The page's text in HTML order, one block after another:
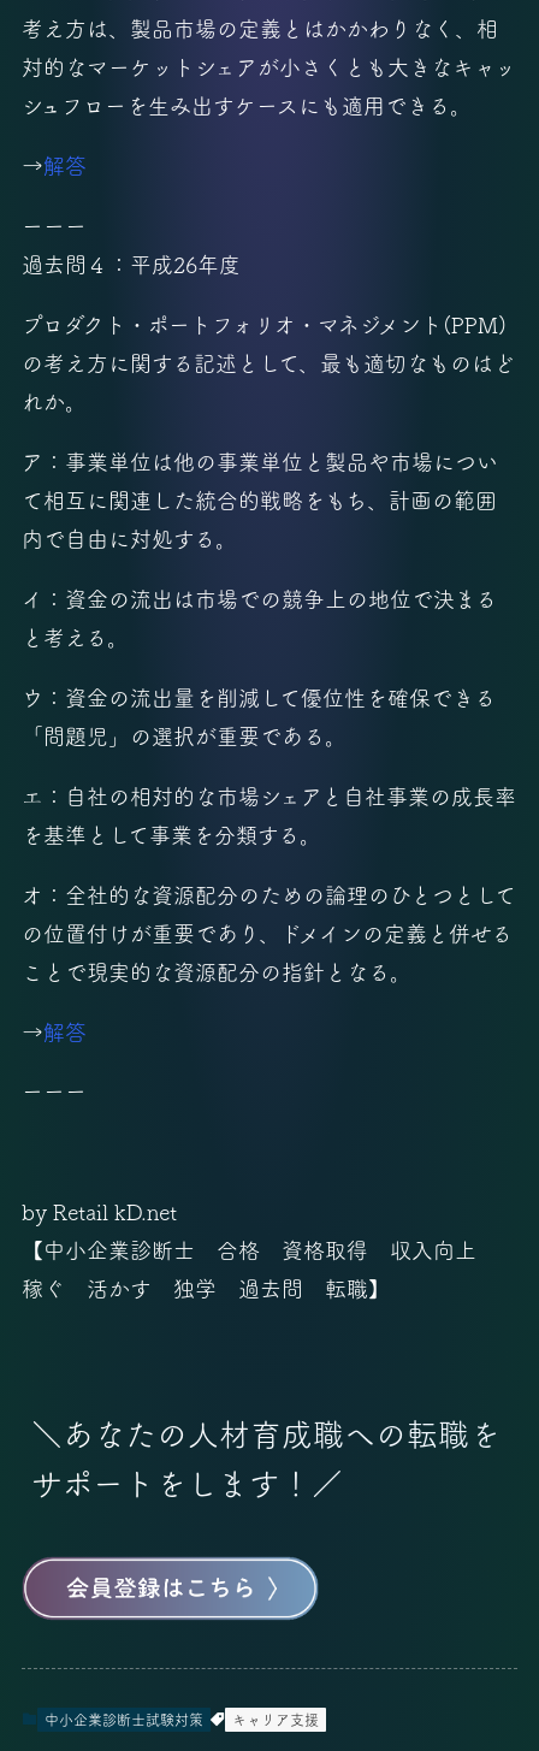
考え方は、製品市場の定義とはかかわりなく、相
対的なマーケットシェアが小さくとも大きなキャッ
シュフローを生み出すケースにも適用できる。
→解答
ーーー
過去問４：平成26年度
プロダクト・ポートフォリオ・マネジメント(PPM)
の考え方に関する記述として、最も適切なものはど
れか。
ア：事業単位は他の事業単位と製品や市場につい
て相互に関連した統合的戦略をもち、計画の範囲
内で自由に対処する。
イ：資金の流出は市場での競争上の地位で決まる
と考える。
ウ：資金の流出量を削減して優位性を確保できる
「問題児」の選択が重要である。
エ：自社の相対的な市場シェアと自社事業の成長率
を基準として事業を分類する。
オ：全社的な資源配分のための論理のひとつとして
の位置付けが重要であり、ドメインの定義と併せる
ことで現実的な資源配分の指針となる。
→解答
ーーー
by Retail kD.net
【中小企業診断士 合格 資格取得 収入向上
稼ぐ 活かす 独学 過去問 転職】
＼あなたの人材育成職への転職を
サポートをします！／
中小企業診断士試験対策 キャリア支援